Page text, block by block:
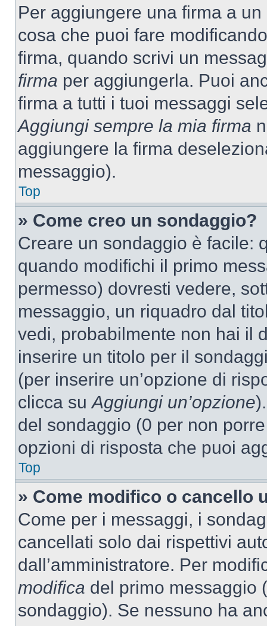
Per aggiungere una firma a
cosa che puoi fare
firma, quando scrivi un
firma per aggiungerla. Puoi
firma a tutti i tuoi messaggi
Aggiungi sempre la mia firma
aggiungere la firma
messaggio).
Top
» Come creo un sondaggio?
Creare un sondaggio è facile:
quando modifichi il primo
permesso) dovresti vedere,
messaggio, un riquadro dal
vedi, probabilmente non hai il
inserire un titolo per il
(per inserire un’opzione di
clicca suAggiungi un’opzione
del sondaggio (0 per non
opzioni di risposta che puoi
Top
» Come modifico o cancello
Come per i messaggi, i
cancellati solo dai rispettivi
dall’amministratore. Per
modifica del primo messaggio
sondaggio). Se nessuno ha